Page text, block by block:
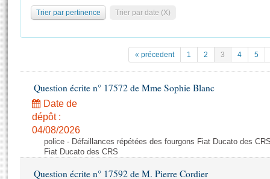
Pétitions
Projets de loi
Propositions de loi
Amendements
Textes adoptés
Statistiques et chiffres clés
Documents de référence
( Constitution | Règlement de l'Assemblée ... )
Histoire
Juniors
Anciennes législatures
Contacts et plan d'accès
Photos libres de droit
Trier par pertinence Trier par date (X)
« précedent 1 2 3 4 5
Question écrite n° 17572 de Mme Sophie Blanc
Date de
dépôt :
04/08/2026
police - Défaillances répétées des fourgons Fiat Ducato des
Fiat Ducato des CRS
Question écrite n° 17592 de M. Pierre Cordier